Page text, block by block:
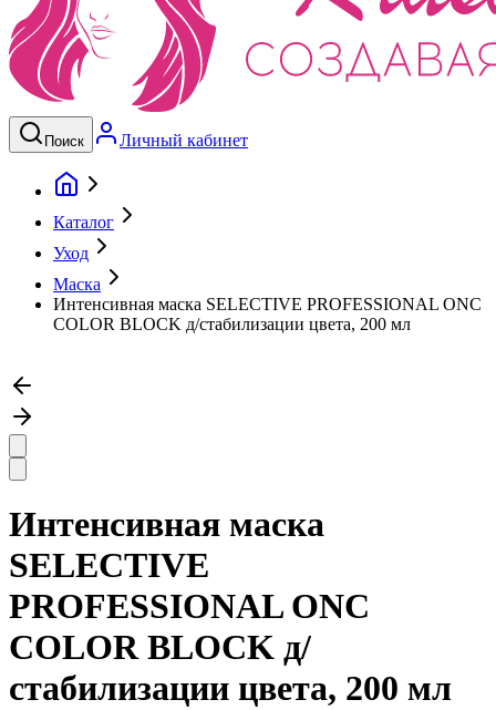
Поиск Личный кабинет
Каталог
Уход
Маска
Интенсивная маска SELECTIVE PROFESSIONAL ONC
COLOR BLOCK д/стабилизации цвета, 200 мл
Интенсивная маска
SELECTIVE
PROFESSIONAL ONC
COLOR BLOCK д/
стабилизации цвета, 200 мл